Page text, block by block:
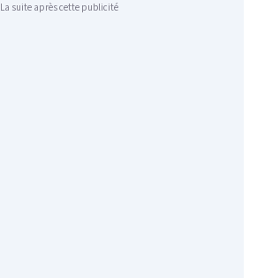
La suite après cette publicité